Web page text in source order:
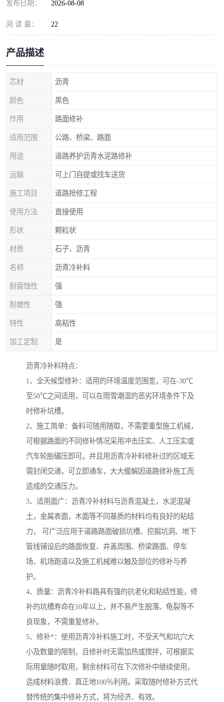
发布日期： 2026-08-08
阅 读 量： 22
产品描述
芯材 沥青
颜色 黑色
作用 路面修补
适用范围 公路、桥梁、路面
用途 道路养护沥青水泥路修补
运输 可上门自提或找车送货
施工项目 道路抢修工程
使用方法 直接使用
形状 颗粒状
材质 石子、沥青
名称 沥青冷补料
耐腐蚀性 强
耐磨性 强
特性 高粘性
加工定制 是
沥青冷补料特点：
1、全天候型修补：适用的环境温度范围宽，可在-30℃
至50℃之间适用，可以在雨雪潮湿的恶劣环境条件下及
时修补坑槽。
2、施工简单：备料可随用随取，不需要重型施工机械，
可根据路面的不同修补情况采用冲击压实、人工压实或
汽车轮胎碾压即可。并且用沥青冷补料修补过的区域无
需封闭交通，可立即通车，大大缓解因道路修补施工而
造成的交通压力。
3、适用面广：沥青冷补材料与沥青混凝土，水泥混凝
土，金属表面，木面等不同基质的材料均有良好的粘结
力， 可广泛应用于道路路面破损坑槽、挖掘坑洞、地下
管线铺设后的路面恢复、井盖周围、桥梁路面、停车
场、机场跑道以及施工机械难以触及部位的修补与养
护。
4、质量：沥青冷补料路具有强的抗老化和粘结性能，修
补的坑槽寿命在10年以上，并不易产生脱落、龟裂等不
良现象，不需重复修补。
5、修补*：使用沥青冷补料施工时，不受天气和坑穴大
小及数量的限制，且修补时无需加热或搅拌，可根据实
际用量随时取用，剩余材料可在下次修补中继续使用，
造成材料浪费．真正地100％利用。采取随时修补方式代
替传统的集中修补方式，将为经济、有效。